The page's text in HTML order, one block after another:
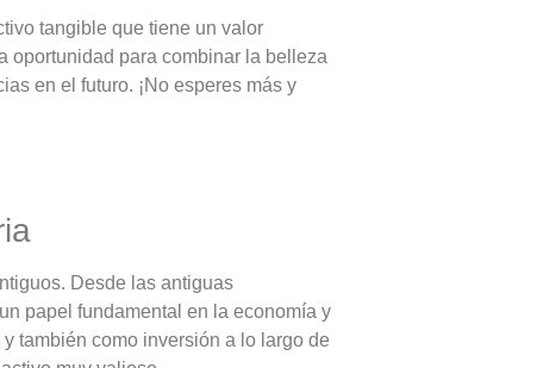
tangible que tiene un valor
oportunidad para combinar la belleza
en el futuro. ¡No esperes más y
Desde las antiguas
papel fundamental en la economía y
también como inversión a lo largo de